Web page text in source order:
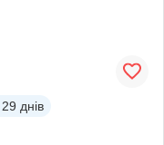
29 днів